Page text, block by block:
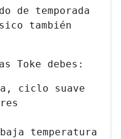
de temporada
también
Toke debes:
ciclo suave
temperatura